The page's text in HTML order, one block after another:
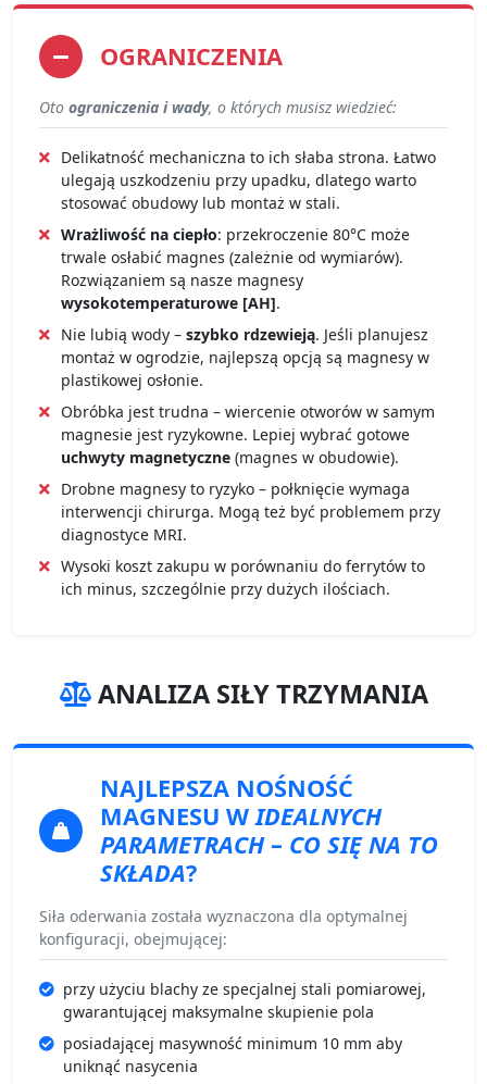
OGRANICZENIA
Oto ograniczenia i wady, o których musisz wiedzieć:
Delikatność mechaniczna to ich słaba strona. Łatwo
ulegają uszkodzeniu przy upadku, dlatego warto
stosować obudowy lub montaż w stali.
Wrażliwość na ciepło: przekroczenie 80°C może
trwale osłabić magnes (zależnie od wymiarów).
Rozwiązaniem są nasze magnesy
wysokotemperaturowe [AH].
Nie lubią wody – szybko rdzewieją. Jeśli planujesz
montaż w ogrodzie, najlepszą opcją są magnesy w
plastikowej osłonie.
Obróbka jest trudna – wiercenie otworów w samym
magnesie jest ryzykowne. Lepiej wybrać gotowe
uchwyty magnetyczne (magnes w obudowie).
Drobne magnesy to ryzyko – połknięcie wymaga
interwencji chirurga. Mogą też być problemem przy
diagnostyce MRI.
Wysoki koszt zakupu w porównaniu do ferrytów to
ich minus, szczególnie przy dużych ilościach.
ANALIZA SIŁY TRZYMANIA
NAJLEPSZA NOŚNOŚĆ
MAGNESU WIDEALNYCH
PARAMETRACH– CO SIĘ NA TO
SKŁADA?
Siła oderwania została wyznaczona dla optymalnej
konfiguracji, obejmującej:
przy użyciu blachy ze specjalnej stali pomiarowej,
gwarantującej maksymalne skupienie pola
posiadającej masywność minimum 10 mm aby
uniknąć nasycenia